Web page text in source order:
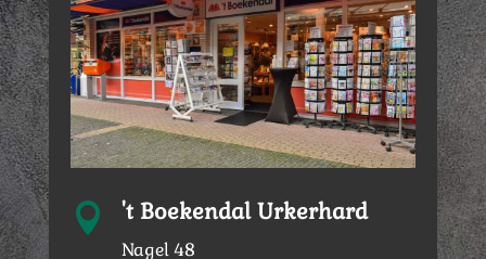
 't Boekendal Urkerhard
Nagel 48